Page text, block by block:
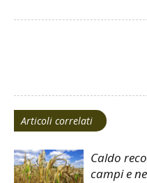
Articoli correlati
Caldo
campi e